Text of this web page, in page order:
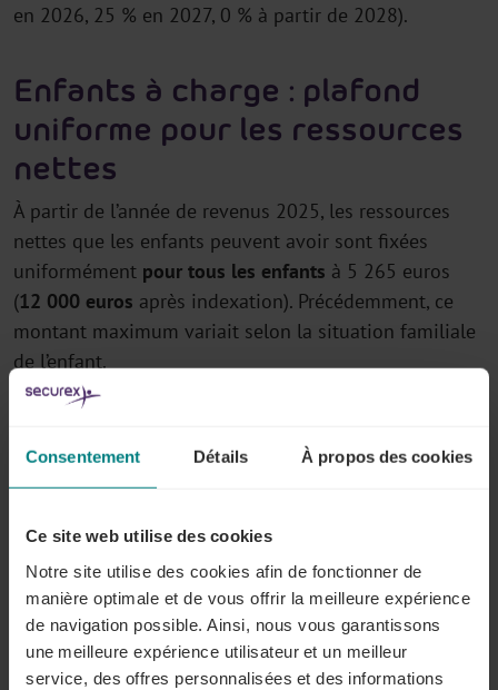
Consentement Détails À propos des cookies
Ce site web utilise des cookies
Notre site utilise des cookies afin de fonctionner de
manière optimale et de vous offrir la meilleure expérience
de navigation possible. Ainsi, nous vous garantissons
une meilleure expérience utilisateur et un meilleur
service, des offres personnalisées et des informations
en 2026, 25 % en 2027, 0 % à partir de 2028).
Enfants à charge : plafond
uniforme pour les ressources
nettes
À partir de l’année de revenus 2025, les ressources
nettes que les enfants peuvent avoir sont fixées
uniformément pour tous les enfants à 5 265 euros
(12 000 euros après indexation). Précédemment, ce
montant maximum variait selon la situation familiale
de l’enfant.
mesures fiscales en perspective »
job augmente et est
désormais indexé
Le projet de loi augmente en2025le revenu fiscal
maximum destravailleurs flexi-job non